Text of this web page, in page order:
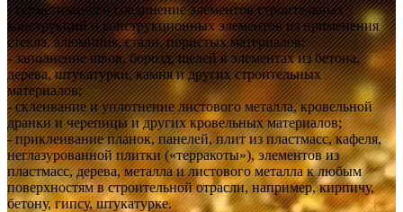
- герметизация и соединение элементов строительных
конструкций и конструкционных элементов из применения
стекла, алюминия, стали, пористых материалов;
- заполнение швов, борозд, щелей в элементах из бетона,
дерева, штукатурки, камня и других строительных
материалов;
- склеивание и уплотнение листового металла, кровельной
дранки и черепицы и других кровельных материалов;
- приклеивание планок, панелей, плит из пластмасс, кафеля,
неглазурованной плитки («терракоты»), элементов из
пластмасс, дерева, металла и листового металла к любым
поверхностям в строительной отрасли, например, кирпичу,
бетону, гипсу, штукатурке.